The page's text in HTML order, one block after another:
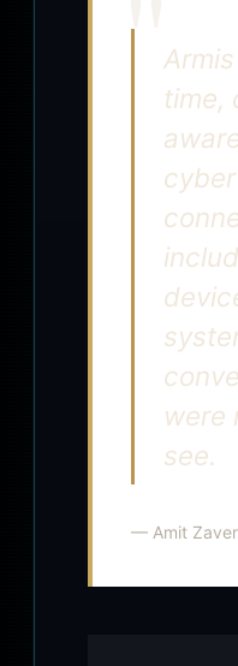
time,
were
see.
— Amit